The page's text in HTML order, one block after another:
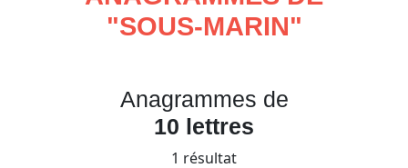
"SOUS-MARIN"
Anagrammes de
10 lettres
1 résultat